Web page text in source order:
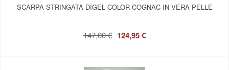
SCARPA STRINGATA DIGEL COLOR COGNAC IN VERA PELLE
147,00 € 124,95 €